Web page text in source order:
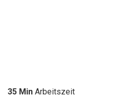
35 Min Arbeitszeit